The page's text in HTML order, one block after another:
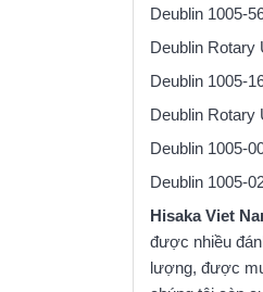
Deublin 1005-
Deublin Rotary
Deublin 1005-
Deublin Rotary
Deublin 1005-
Deublin 1005-
Hisaka Viet
được nhiều
lượng, được